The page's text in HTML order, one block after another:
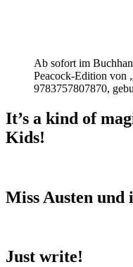
Ab sofort im
Peacock-Edition von
9783757807870,
It’s a kind of
Kids!
Miss Austen und
Just write!